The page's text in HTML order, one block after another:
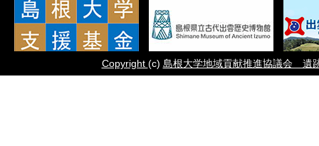
Copyright (c) 島根大学地域貢献推進協議会 遺